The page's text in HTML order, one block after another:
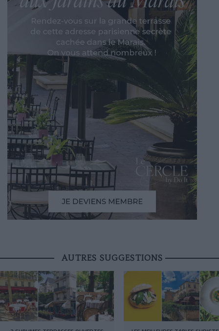
AUTRES SUGGESTIONS